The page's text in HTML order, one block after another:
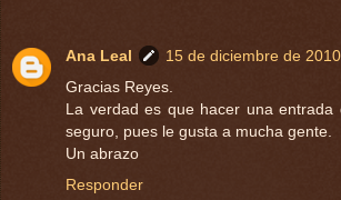
Ana Leal
15 de diciembre de
Gracias Reyes.
La verdad es que hacer una entrada
seguro, pues le gusta a mucha gente.
Un abrazo
Responder